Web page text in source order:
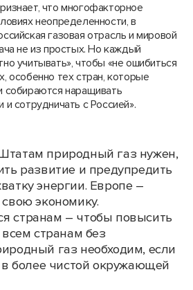
что многофакторное
неопределенности, в
газовая отрасль и мировой
не из простых. Но каждый
учитывать», чтобы «не ошибиться
особенно тех стран, которые
собираются наращивать
и сотрудничать с Россией».
природный газ нужен,
развитие и предупредить
энергии. Европе –
экономику.
странам – чтобы повысить
странам без
газ необходим, если
в более чистой окружающей